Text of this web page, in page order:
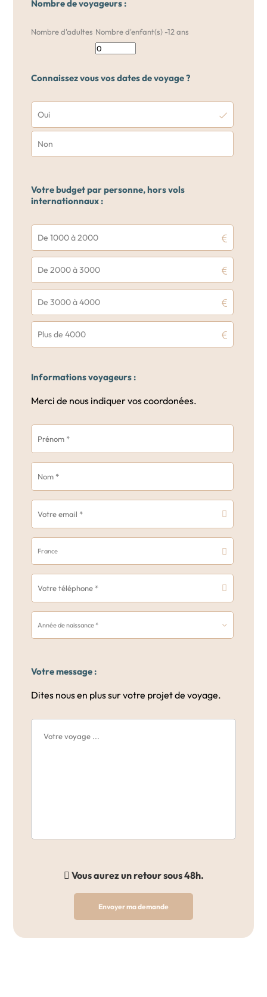
Nombre de voyageurs :
Nombre d'adultes Nombre d'enfant(s) -12 ans
Connaissez vous vos dates de voyage ?
Oui
Non
Votre budget par personne, hors vols
internationnaux :
De 1000 à 2000
De 2000 à 3000
De 3000 à 4000
Plus de 4000
Informations voyageurs :
Merci de nous indiquer vos coordonées.
Votre message :
Dites nous en plus sur votre projet de voyage.
Vous aurez un retour sous 48h.
Envoyer ma demande